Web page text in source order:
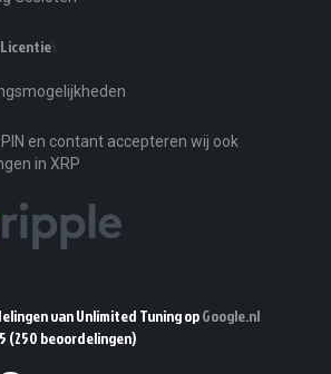
in XRP
van Unlimited Tuning opGoogle.nl
(250 beoordelingen)